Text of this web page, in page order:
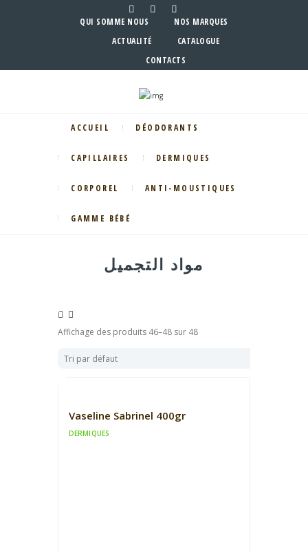
QUI SOMME NOUS
NOS MARQUES
ACTUALITÉ
CATALOGUE
CONTACTS
ACCUEIL DÉODORANTS
CAPILLAIRES DERMIQUES
CORPOREL ANTI-MOUSTIQUES
GAMME BÉBÉ
مواد التجميل
Affichage des produits 46–48 sur 48
Vaseline Sabrinel 400gr
DERMIQUES